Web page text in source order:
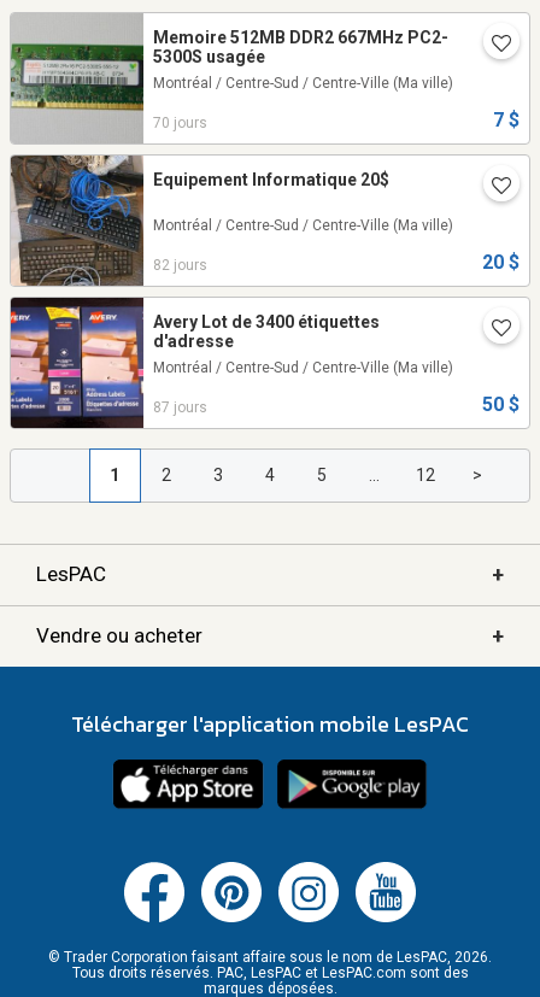
Memoire 512MB DDR2 667MHz PC2-
5300S usagée
Montréal / Centre-Sud / Centre-Ville (Ma ville)
70 jours 7 $
Equipement Informatique 20$
Montréal / Centre-Sud / Centre-Ville (Ma ville)
82 jours 20 $
Avery Lot de 3400 étiquettes
d'adresse
Montréal / Centre-Sud / Centre-Ville (Ma ville)
87 jours 50 $
1 2 3 4 5 12 >
LesPAC +
Vendre ou acheter +
Télécharger l'application mobile LesPAC
© Trader Corporation faisant affaire sous le nom de LesPAC, 2026.
Tous droits réservés. PAC, LesPAC et LesPAC.com sont des
marques déposées.